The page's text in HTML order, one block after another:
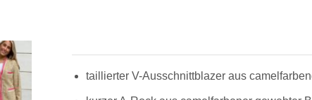
taillierter V-Ausschnittblazer aus